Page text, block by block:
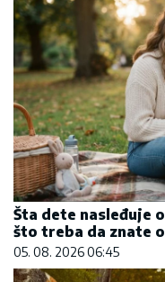
Šta dete nasleđuje
što treba da znate
05. 08. 2026 06:45